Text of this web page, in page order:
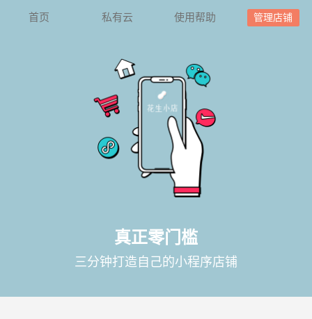
首页 私有云 使用帮助 管理店铺
真正零门槛
三分钟打造自己的小程序店铺